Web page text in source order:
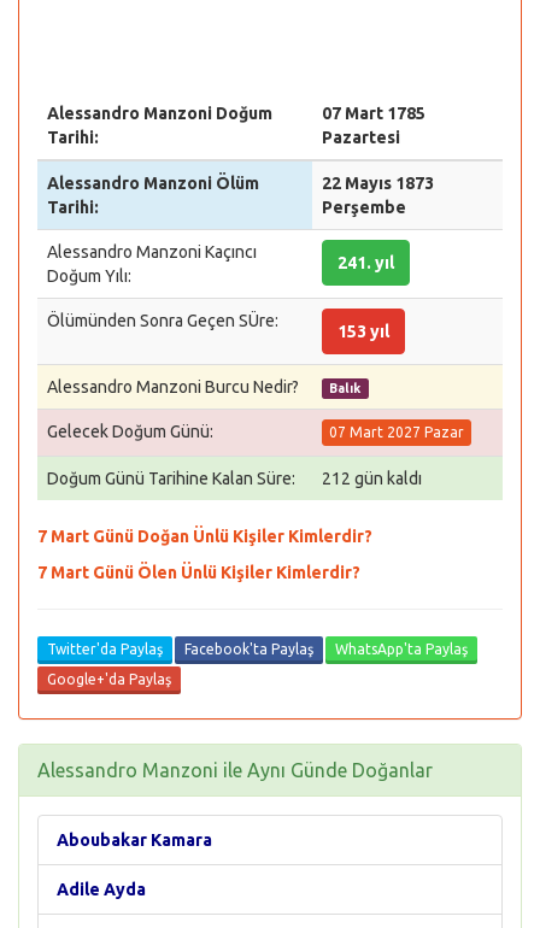
Alessandro Manzoni Doğum
Tarihi:
07 Mart 1785
Pazartesi
Alessandro Manzoni Ölüm
Tarihi:
22 Mayıs 1873
Perşembe
Alessandro Manzoni Kaçıncı
Doğum Yılı:
241. yıl
Ölümünden Sonra Geçen SÜre:
153 yıl
Alessandro Manzoni Burcu Nedir? Balık
Gelecek Doğum Günü: 07 Mart 2027 Pazar
Doğum Günü Tarihine Kalan Süre: 212 gün kaldı
7 Mart Günü Doğan Ünlü Kişiler Kimlerdir?
7 Mart Günü Ölen Ünlü Kişiler Kimlerdir?
Twitter'da Paylaş Facebook'ta Paylaş
WhatsApp'ta Paylaş
Google+'da Paylaş
Alessandro Manzoni ile Aynı Günde Doğanlar
Aboubakar Kamara
Adile Ayda